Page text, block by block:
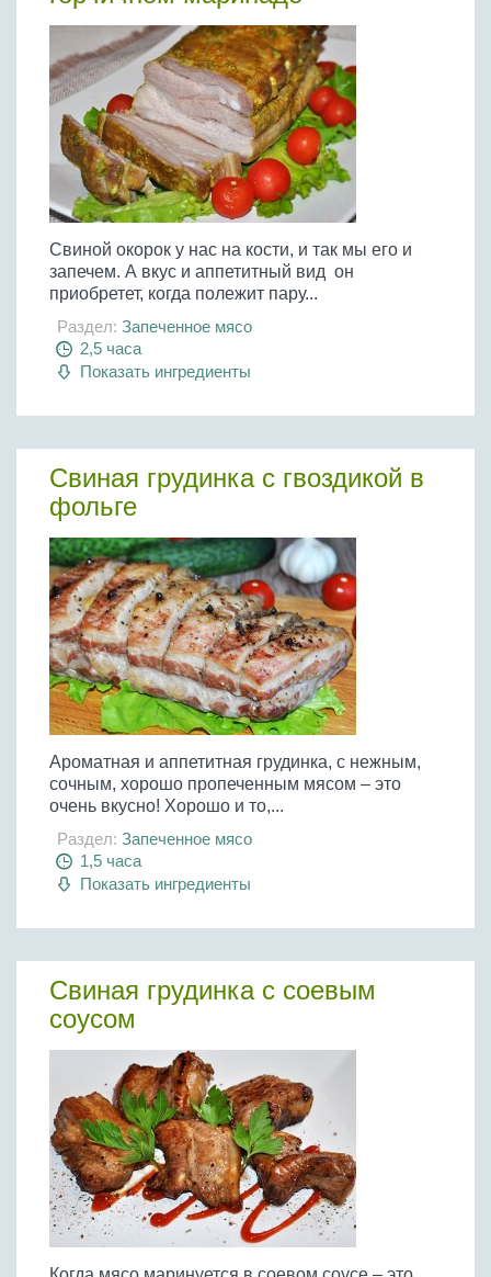
Свиной окорок у нас на кости, и так мы его и
запечем. А вкус и аппетитный вид он
приобретет, когда полежит пару...
Раздел: Запеченное мясо
2,5 часа
Показать ингредиенты
Свиная грудинка с гвоздикой в
фольге
Ароматная и аппетитная грудинка, с нежным,
сочным, хорошо пропеченным мясом – это
очень вкусно! Хорошо и то,...
Раздел: Запеченное мясо
1,5 часа
Показать ингредиенты
Свиная грудинка с соевым
соусом